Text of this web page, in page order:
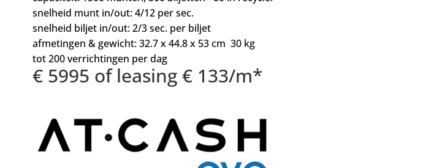
snelheid munt in/out: 4/12 per sec.
snelheid biljet in/out: 2/3 sec. per biljet
afmetingen & gewicht: 32.7 x 44.8 x 53 cm 30 kg
tot 200 verrichtingen per dag
€ 5995 of leasing € 133/m*